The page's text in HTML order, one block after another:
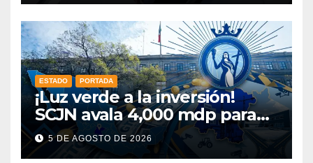
ESTADO PORTADA
¡Luz verde a la inversión!
SCJN avala 4,000 mdp para
Guanajuato: ¿en qué se usará
este dinero?
5 DE AGOSTO DE 2026